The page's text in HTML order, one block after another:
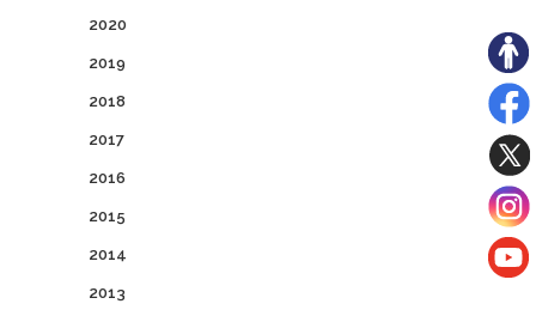
2020
2019
2018
2017
2016
2015
2014
2013